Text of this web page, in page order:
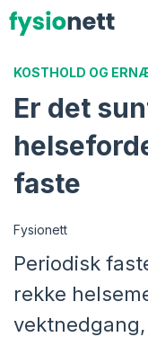
Hopp
til
KOSTHOLD OG
Er det
faste
Fysionett
Periodisk
rekke